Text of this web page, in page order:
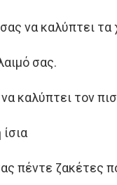
να καλύπτει τα
σας.
καλύπτει τον
πέντε ζακέτες